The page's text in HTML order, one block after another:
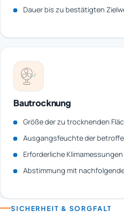
Dauer bis zu bestätigten
Bautrocknung
Größe der zu trocknenden
Ausgangsfeuchte der
Erforderliche Klimamessungen
Abstimmung mit
SICHERHEIT & SORGFALT